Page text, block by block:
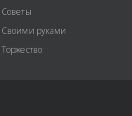
Советы
Своими руками
Торжество